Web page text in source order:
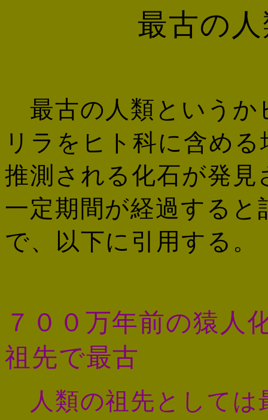
最古の
最古の人類というか
リラをヒト科に含め
推測される化石が発見
一定期間が経過する
で、以下に引用する。
７００万年前の猿
祖先で最古
人類の祖先としては